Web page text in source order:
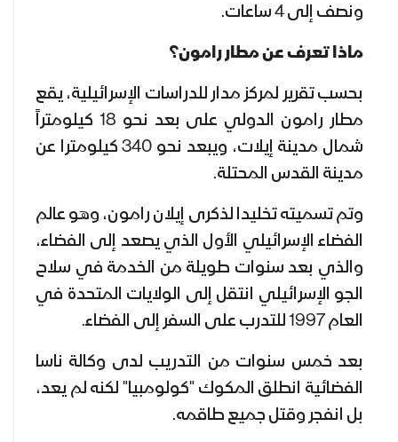
ونصف إلى 4 ساعات.
ماذا تعرف عن مطار رامون؟
بحسب تقرير لمركز مدار للدراسات الإسرائيلية، يقع
مطار رامون الدولي على بعد نحو 18 كيلومتراً
شمال مدينة إيلات، ويبعد نحو 340 كيلومترا عن
مدينة القدس المحتلة.
وتم تسميته تخليدا لذكرى إيلان رامون، وهو عالم
الفضاء الإسرائيلي الأول الذي يصعد إلى الفضاء،
والذي بعد سنوات طويلة من الخدمة في سلاح
الجو الإسرائيلي انتقل إلى الولايات المتحدة في
العام 1997 للتدرب على السفر إلى الفضاء.
بعد خمس سنوات من التدريب لدى وكالة ناسا
الفضائية انطلق المكوك "كولومبيا" لكنه لم يعد،
بل انفجر وقتل جميع طاقمه.